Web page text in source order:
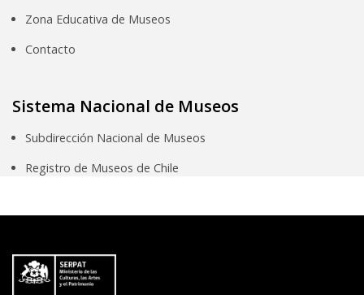
Zona Educativa de Museos
Contacto
Sistema Nacional de Museos
Subdirección Nacional de Museos
Registro de Museos de Chile